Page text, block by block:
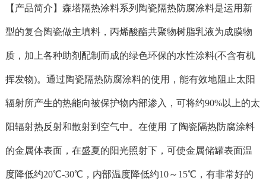
【产品简介】森塔隔热涂料系列陶瓷隔热防腐涂料是运用新
型的复合陶瓷做主填料，丙烯酸酯共聚物树脂乳液为成膜物
质，加上各种助剂配制而成的绿色环保的水性涂料(不含有机
挥发物)。通过陶瓷隔热防腐涂料的使用，能有效地阻止太阳
辐射所产生的热能向被保护物内部渗入，可将约90%以上的太
阳辐射热反射和散射到空气中。在使用 了陶瓷隔热防腐涂料
的金属体表面，在盛夏的阳光照射下，可使金属储罐表面温
度降低约20℃-30℃，内部温度降低约10～15℃，有非常好的